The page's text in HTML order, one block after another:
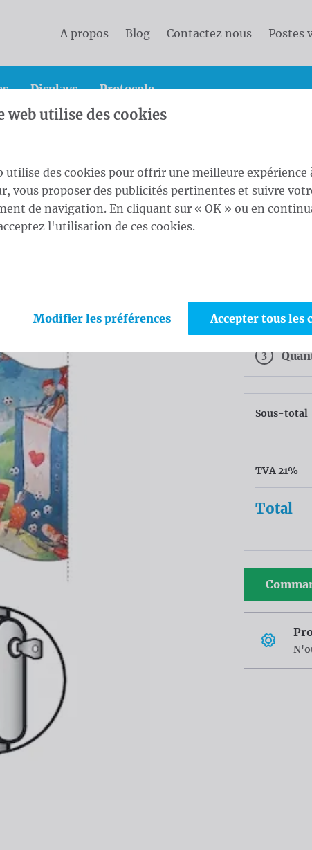
A propos Blog Contactez nous Postes
Displays Protocole
- ⌀ 60/3 White 1
2
3
Sous-total
TVA 21%
Total
web utilise des cookies
utilise des cookies pour offrir une meilleure expérience
vous proposer des publicités pertinentes et suivre
de navigation. En cliquant sur « OK » ou en
l'utilisation de ces cookies.
Modifier les préférences Accepter tous les